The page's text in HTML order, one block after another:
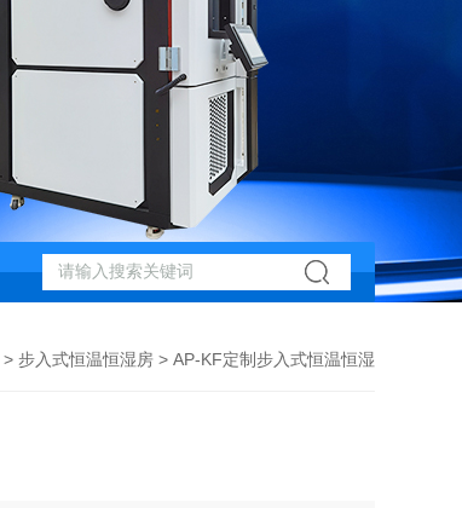
> 步入式恒温恒湿房 > AP-KF定制步入式恒温恒湿